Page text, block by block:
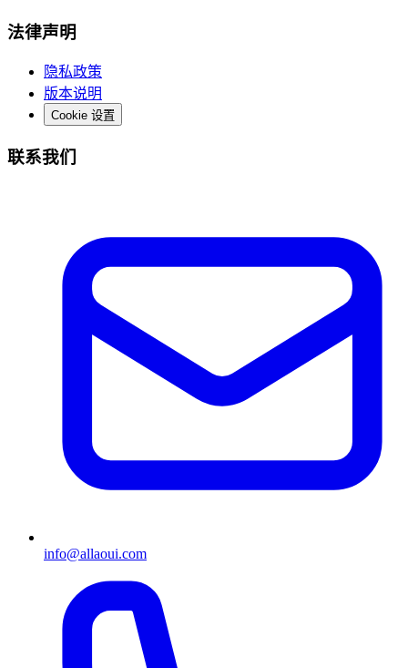
法律声明
隐私政策
版本说明
Cookie 设置
联系我们
info@allaoui.com